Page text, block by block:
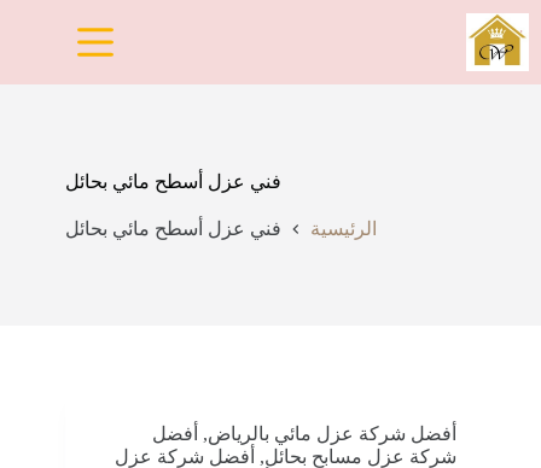
التجاوز
إلى
المحتوى
فني عزل أسطح مائي بحائل
الرئيسية فني عزل أسطح مائي بحائل
أفضل شركة عزل مائي بالرياض, أفضل
شركة عزل مسابح بحائل, أفضل شركة عزل